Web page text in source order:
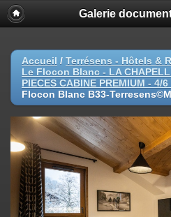
Galerie
Accueil / Terrésens - Hôtels &
Le Flocon Blanc - LA
PIECES CABINE PREMIUM - 4/6
Flocon Blanc B33-